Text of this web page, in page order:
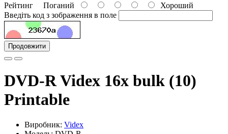
Рейтинг Поганий
Хороший
Введіть код з зображення в поле
Продовжити
DVD-R Videx 16x bulk (10)
Printable
Виробник: Videx